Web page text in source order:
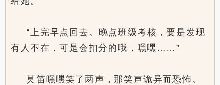
“上完早点回去。晚点班级考核，要是发现
有人不在，可是会扣分的哦，嘿嘿……”
莫笛嘿嘿笑了两声，那笑声诡异而恐怖。